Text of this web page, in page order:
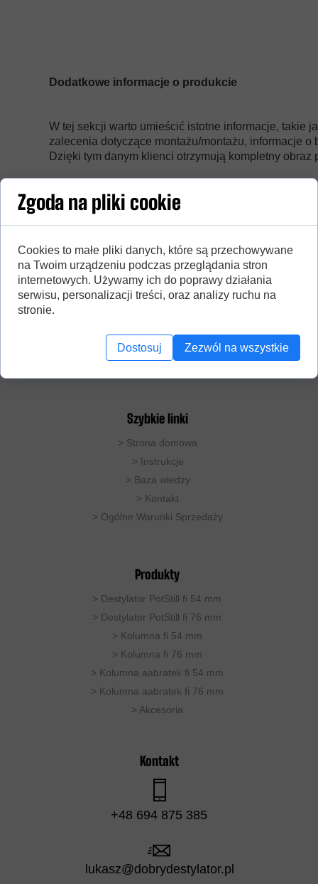
Dodatkowe informacje o produkcie
W tej sekcji warto umieścić istotne informacje, takie
zalecenia dotyczące montażu/montażu, informacje
Dzięki tym danym klienci otrzymują kompletny
lukasz@dobrydestylator.pl
+48 694 875 385
Kontakt
Produkty
Szybkie linki
> Destylator PotStill fi 54 mm
> Destylator PotStill fi 76 mm
> Kolumna fi 54 mm
> Kolumna fi 76 mm
> Kolumna aabratek fi 54 mm
> Kolumna aabratek fi 76 mm
> Akcesoria
> Strona domowa
> Instrukcje
> Baza wiedzy
> Kontakt
> Ogólne Warunki Sprzedaży
rozwiązania do destylacji prostej (pot-still), oraz
kolumny rektyfikacyjne.
Zgoda na pliki cookie
Cookies to małe pliki danych, które są przechowywane
na Twoim urządzeniu podczas przeglądania stron
internetowych. Używamy ich do poprawy działania
serwisu, personalizacji treści, oraz analizy ruchu na
stronie.
Dostosuj Zezwól na wszystkie